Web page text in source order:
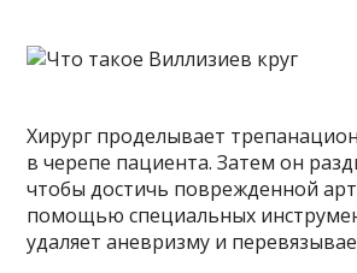
Хирург проделывает
в черепе пациента. Затем он
чтобы достичь поврежденной
помощью специальных
удаляет аневризму и